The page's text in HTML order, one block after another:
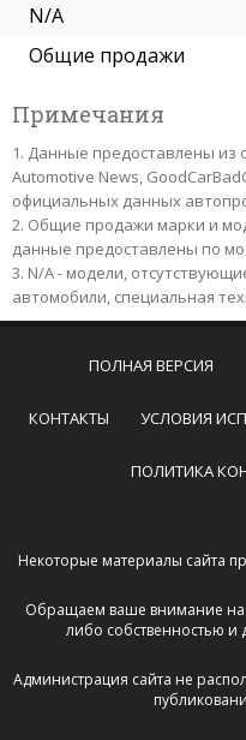
N/A
Общие продажи
Примечания
Данные предоставлены из
Automotive News,
официальных данных
Общие продажи марки и
данные предоставлены по
N/A - модели,
автомобили, специальная
ПОЛНАЯ ВЕРСИЯ
КОНТАКТЫ УСЛОВИЯ
ПОЛИТИКА
Некоторые материалы сайта
Обращаем ваше внимание на
либо собственностью и
Администрация сайта не